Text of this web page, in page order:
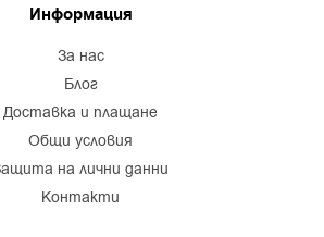
Информация
за нас
блог
доставка и плащане
общи условия
защита на лични данни
контакти